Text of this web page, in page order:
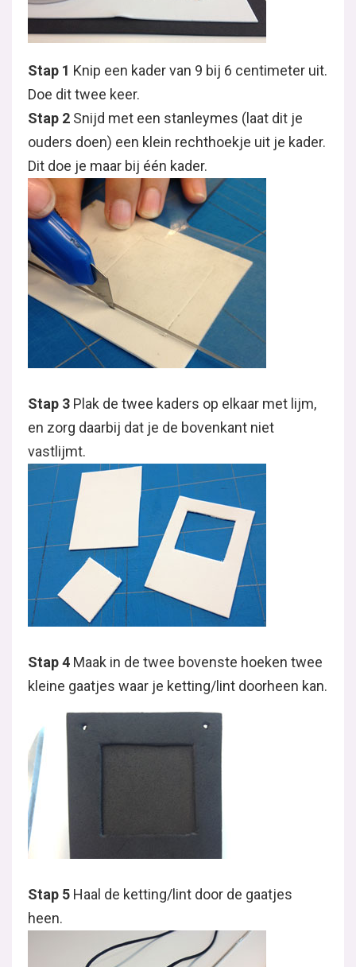
Stap 1 Knip een kader van 9 bij 6 centimeter uit.
Doe dit twee keer.
Stap 2 Snijd met een stanleymes (laat dit je
ouders doen) een klein rechthoekje uit je kader.
Dit doe je maar bij één kader.
Stap 3 Plak de twee kaders op elkaar met lijm,
en zorg daarbij dat je de bovenkant niet
vastlijmt.
Stap 4 Maak in de twee bovenste hoeken twee
kleine gaatjes waar je ketting/lint doorheen kan.
Stap 5 Haal de ketting/lint door de gaatjes
heen.